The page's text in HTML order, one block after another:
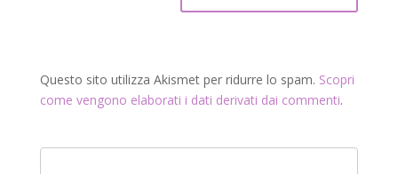
Questo sito utilizza Akismet per ridurre lo spam. Scopri
come vengono elaborati i dati derivati dai commenti.